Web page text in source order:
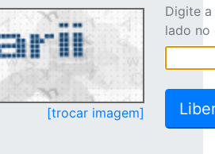
[trocar imagem]
Digite
lado no